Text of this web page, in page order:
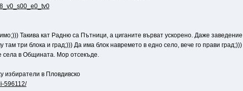
Такива кат Радню са Пътници, а циганите върват ускорено. Даже
там три блока и град;))) Да има блок навремето в едно село, вече го прави
села в Общината. Мор отсекъде.
избиратели в Пловдивско
596112/